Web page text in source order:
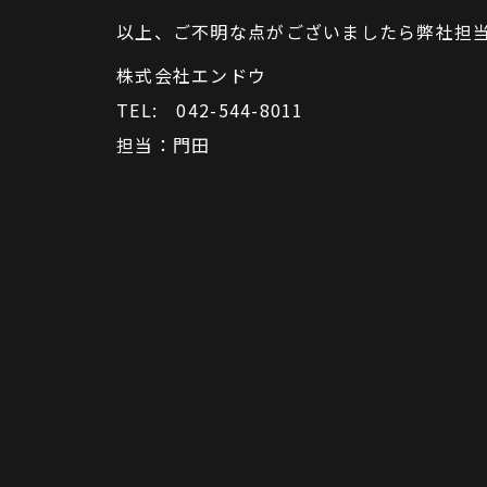
以上、ご不明な点がございましたら弊社担
株式会社エンドウ
TEL: 042-544-8011
担当：門田